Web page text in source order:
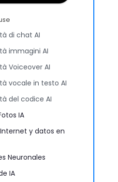
di chat AI
immagini AI
Voiceover AI
vocale in testo AI
del codice AI
IA
y datos en
Neuronales
IA